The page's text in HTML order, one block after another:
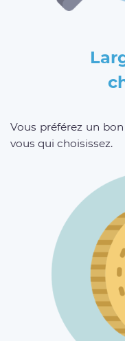
Vous préférez un
vous qui choisissez.